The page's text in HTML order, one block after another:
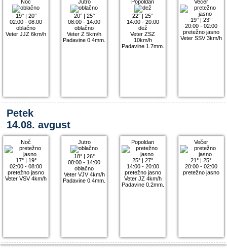
Noč
19°| 20°
02:00 - 08:00
oblačno
Veter JJZ 6km/h
Jutro
20°| 25°
08:00 - 14:00
oblačno
Veter Z 5km/h
Padavine 0.4mm.
Popoldan
22° |25°
14:00 - 20:00
dež
Veter ZSZ
10km/h
Padavine 1.7mm.
Večer
19° |23°
20:00 - 02:00
pretežno jasno
Veter SSV 3km/h
Petek
14.08. avgust
Noč
17°| 19°
02:00 - 08:00
pretežno jasno
Veter VSV 4km/h
Jutro
18°| 26°
08:00 - 14:00
oblačno
Veter VJV 4km/h
Padavine 0.4mm.
Popoldan
25° |27°
14:00 - 20:00
pretežno jasno
Veter JZ 4km/h
Padavine 0.2mm.
Večer
21° |25°
20:00 - 02:00
pretežno jasno